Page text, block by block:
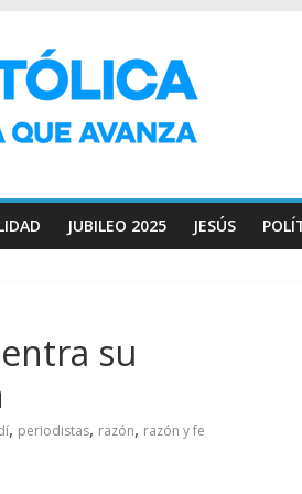
JUBILEO 2025 JESÚS
su
, periodistas, razón, razón y fe